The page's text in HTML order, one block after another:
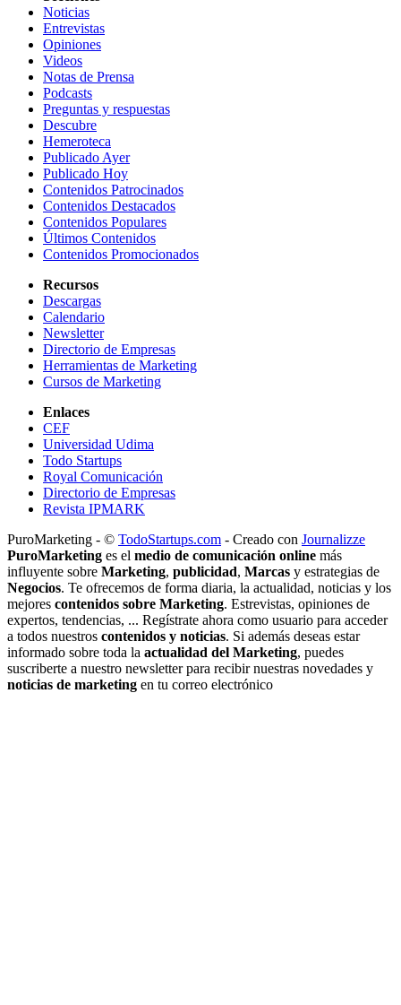
Noticias
Entrevistas
Opiniones
Videos
Notas de Prensa
Podcasts
Preguntas y respuestas
Descubre
Hemeroteca
Publicado Ayer
Publicado Hoy
Contenidos Patrocinados
Contenidos Destacados
Contenidos Populares
Últimos Contenidos
Contenidos Promocionados
Recursos
Descargas
Calendario
Newsletter
Directorio de Empresas
Herramientas de Marketing
Cursos de Marketing
Enlaces
CEF
Universidad Udima
Todo Startups
Royal Comunicación
Directorio de Empresas
Revista IPMARK
PuroMarketing - © TodoStartups.com - Creado con Journalizze
PuroMarketing es el medio de comunicación online más
influyente sobre Marketing, publicidad, Marcas y estrategias de
Negocios. Te ofrecemos de forma diaria, la actualidad, noticias y los
mejores contenidos sobre Marketing. Estrevistas, opiniones de
expertos, tendencias, ... Regístrate ahora como usuario para acceder
a todos nuestros contenidos y noticias. Si además deseas estar
informado sobre toda la actualidad del Marketing, puedes
suscriberte a nuestro newsletter para recibir nuestras novedades y
noticias de marketing en tu correo electrónico